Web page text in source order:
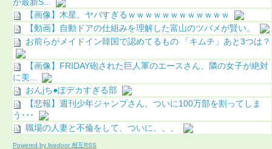
【画像】木星、ヤバすぎるｗｗｗｗｗｗｗｗｗｗｗｗ
【動画】自動ドアの仕組みを理解した富山のツバメが賢い。
お前らがメイドイン韓国で認めてるもの 「キムチ」あと3つは？
【画像】FRIDAY砲された巨人軍のエースさん、隣の女子が絶対
に美...
おんjち●ぽデカすぎる部
【悲報】週刊少年ジャンプさん、ついに100万部を割ってしま
う･･･
職場の人妻と不倫をして、ついに、、、
Powered by livedoor 相互RSS